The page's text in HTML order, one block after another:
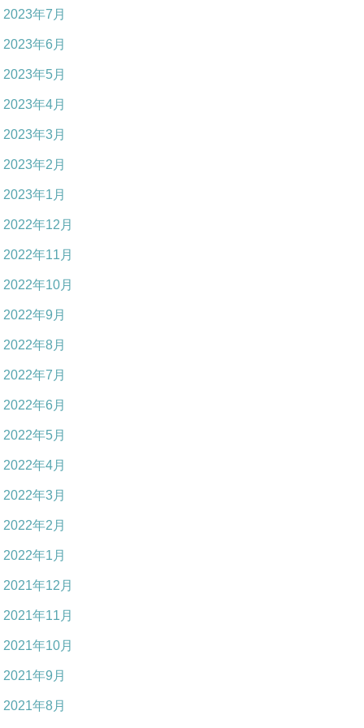
2023年7月
2023年6月
2023年5月
2023年4月
2023年3月
2023年2月
2023年1月
2022年12月
2022年11月
2022年10月
2022年9月
2022年8月
2022年7月
2022年6月
2022年5月
2022年4月
2022年3月
2022年2月
2022年1月
2021年12月
2021年11月
2021年10月
2021年9月
2021年8月